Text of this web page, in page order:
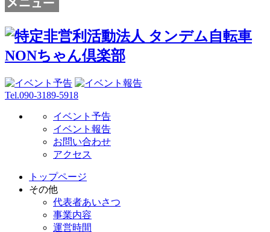
Tel.090-3189-5918
イベント予告
イベント報告
お問い合わせ
アクセス
トップページ
その他
代表者あいさつ
事業内容
運営時間